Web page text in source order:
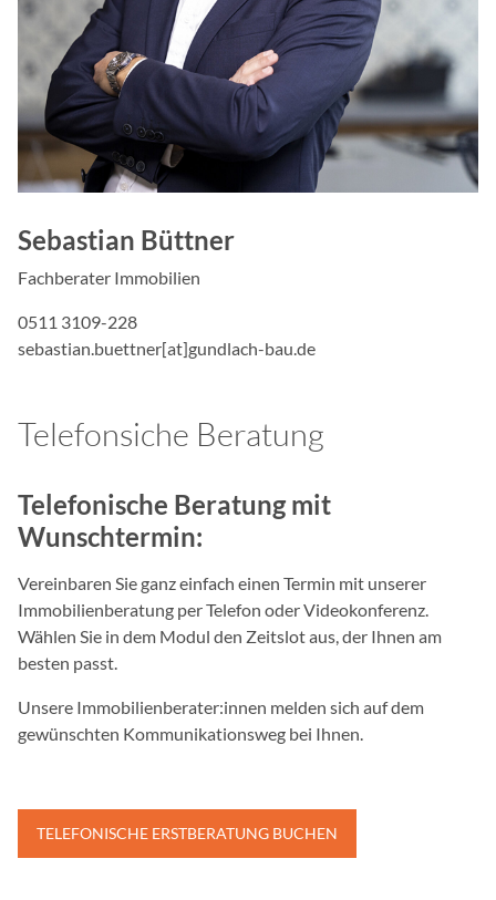
Sebastian Büttner
Fachberater Immobilien
0511 3109-228
sebastian.buettner[at]gundlach-bau.de
Telefonsiche Beratung
Telefonische Beratung mit
Wunschtermin:
Vereinbaren Sie ganz einfach einen Termin mit unserer
Immobilienberatung per Telefon oder Videokonferenz.
Wählen Sie in dem Modul den Zeitslot aus, der Ihnen am
besten passt.
Unsere Immobilienberater:innen melden sich auf dem
gewünschten Kommunikationsweg bei Ihnen.
TELEFONISCHE ERSTBERATUNG BUCHEN
Google Ireland Limited,
Dublin 4, Ireland
Zweck:
Cookie von Google zur
und Ereignisbehandlung.
Cookie Laufzeit:
2 Jahre
Zweck:
Wird genutzt, um
Präferenzen des